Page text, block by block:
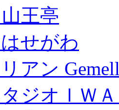
王亭
せがわ
アン
ジオＩＷ